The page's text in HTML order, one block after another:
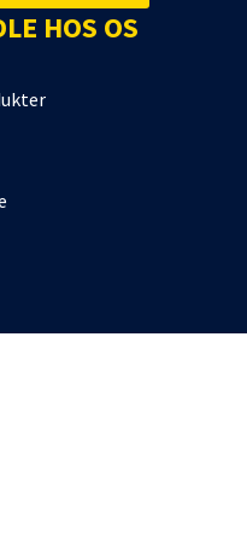
HOS OS